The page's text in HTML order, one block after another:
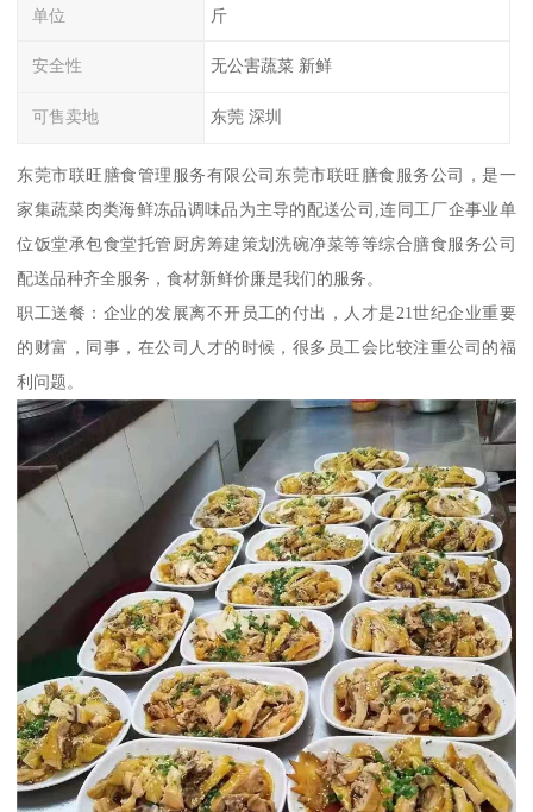
单位 斤
安全性 无公害蔬菜 新鲜
可售卖地 东莞 深圳
东莞市联旺膳食管理服务有限公司东莞市联旺膳食服务公司，是一
家集蔬菜肉类海鲜冻品调味品为主导的配送公司,连同工厂企事业单
位饭堂承包食堂托管厨房筹建策划洗碗净菜等等综合膳食服务公司
配送品种齐全服务，食材新鲜价廉是我们的服务。
职工送餐：企业的发展离不开员工的付出，人才是21世纪企业重要
的财富，同事，在公司人才的时候，很多员工会比较注重公司的福
利问题。